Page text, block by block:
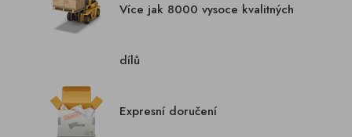
Více jak 8000 vysoce kvalitných
dílů
Expresní doručení